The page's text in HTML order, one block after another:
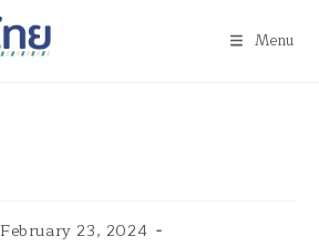
Menu
February 23, 2024